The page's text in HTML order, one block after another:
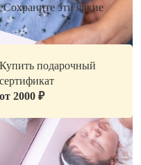
эти яркие
Купить подарочный
сертификат
от 2000 ₽